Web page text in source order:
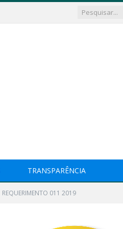
TRANSPARÊNCIA
REQUERIMENTO 011 2019